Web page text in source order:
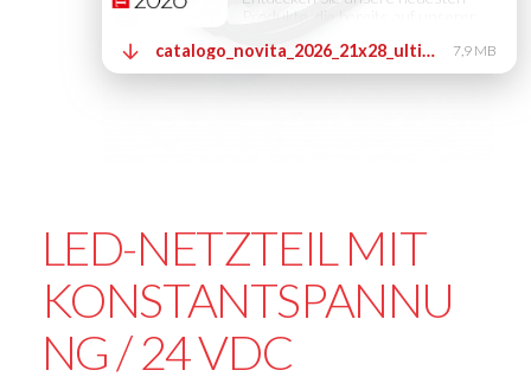
LED-NETZTEIL MIT
KONSTANTSPANNU
NG / 24 VDC